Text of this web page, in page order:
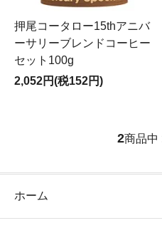
押尾コータロー15thアニバ
ーサリーブレンドコーヒー
セット100g
2,052円(税152円)
2商品中
ホーム